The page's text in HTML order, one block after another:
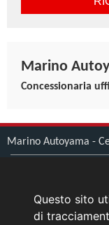
Questo sito
di
Marino
Concessionaria
Marino Autoyama -
Monopoli (BA) - Umberto